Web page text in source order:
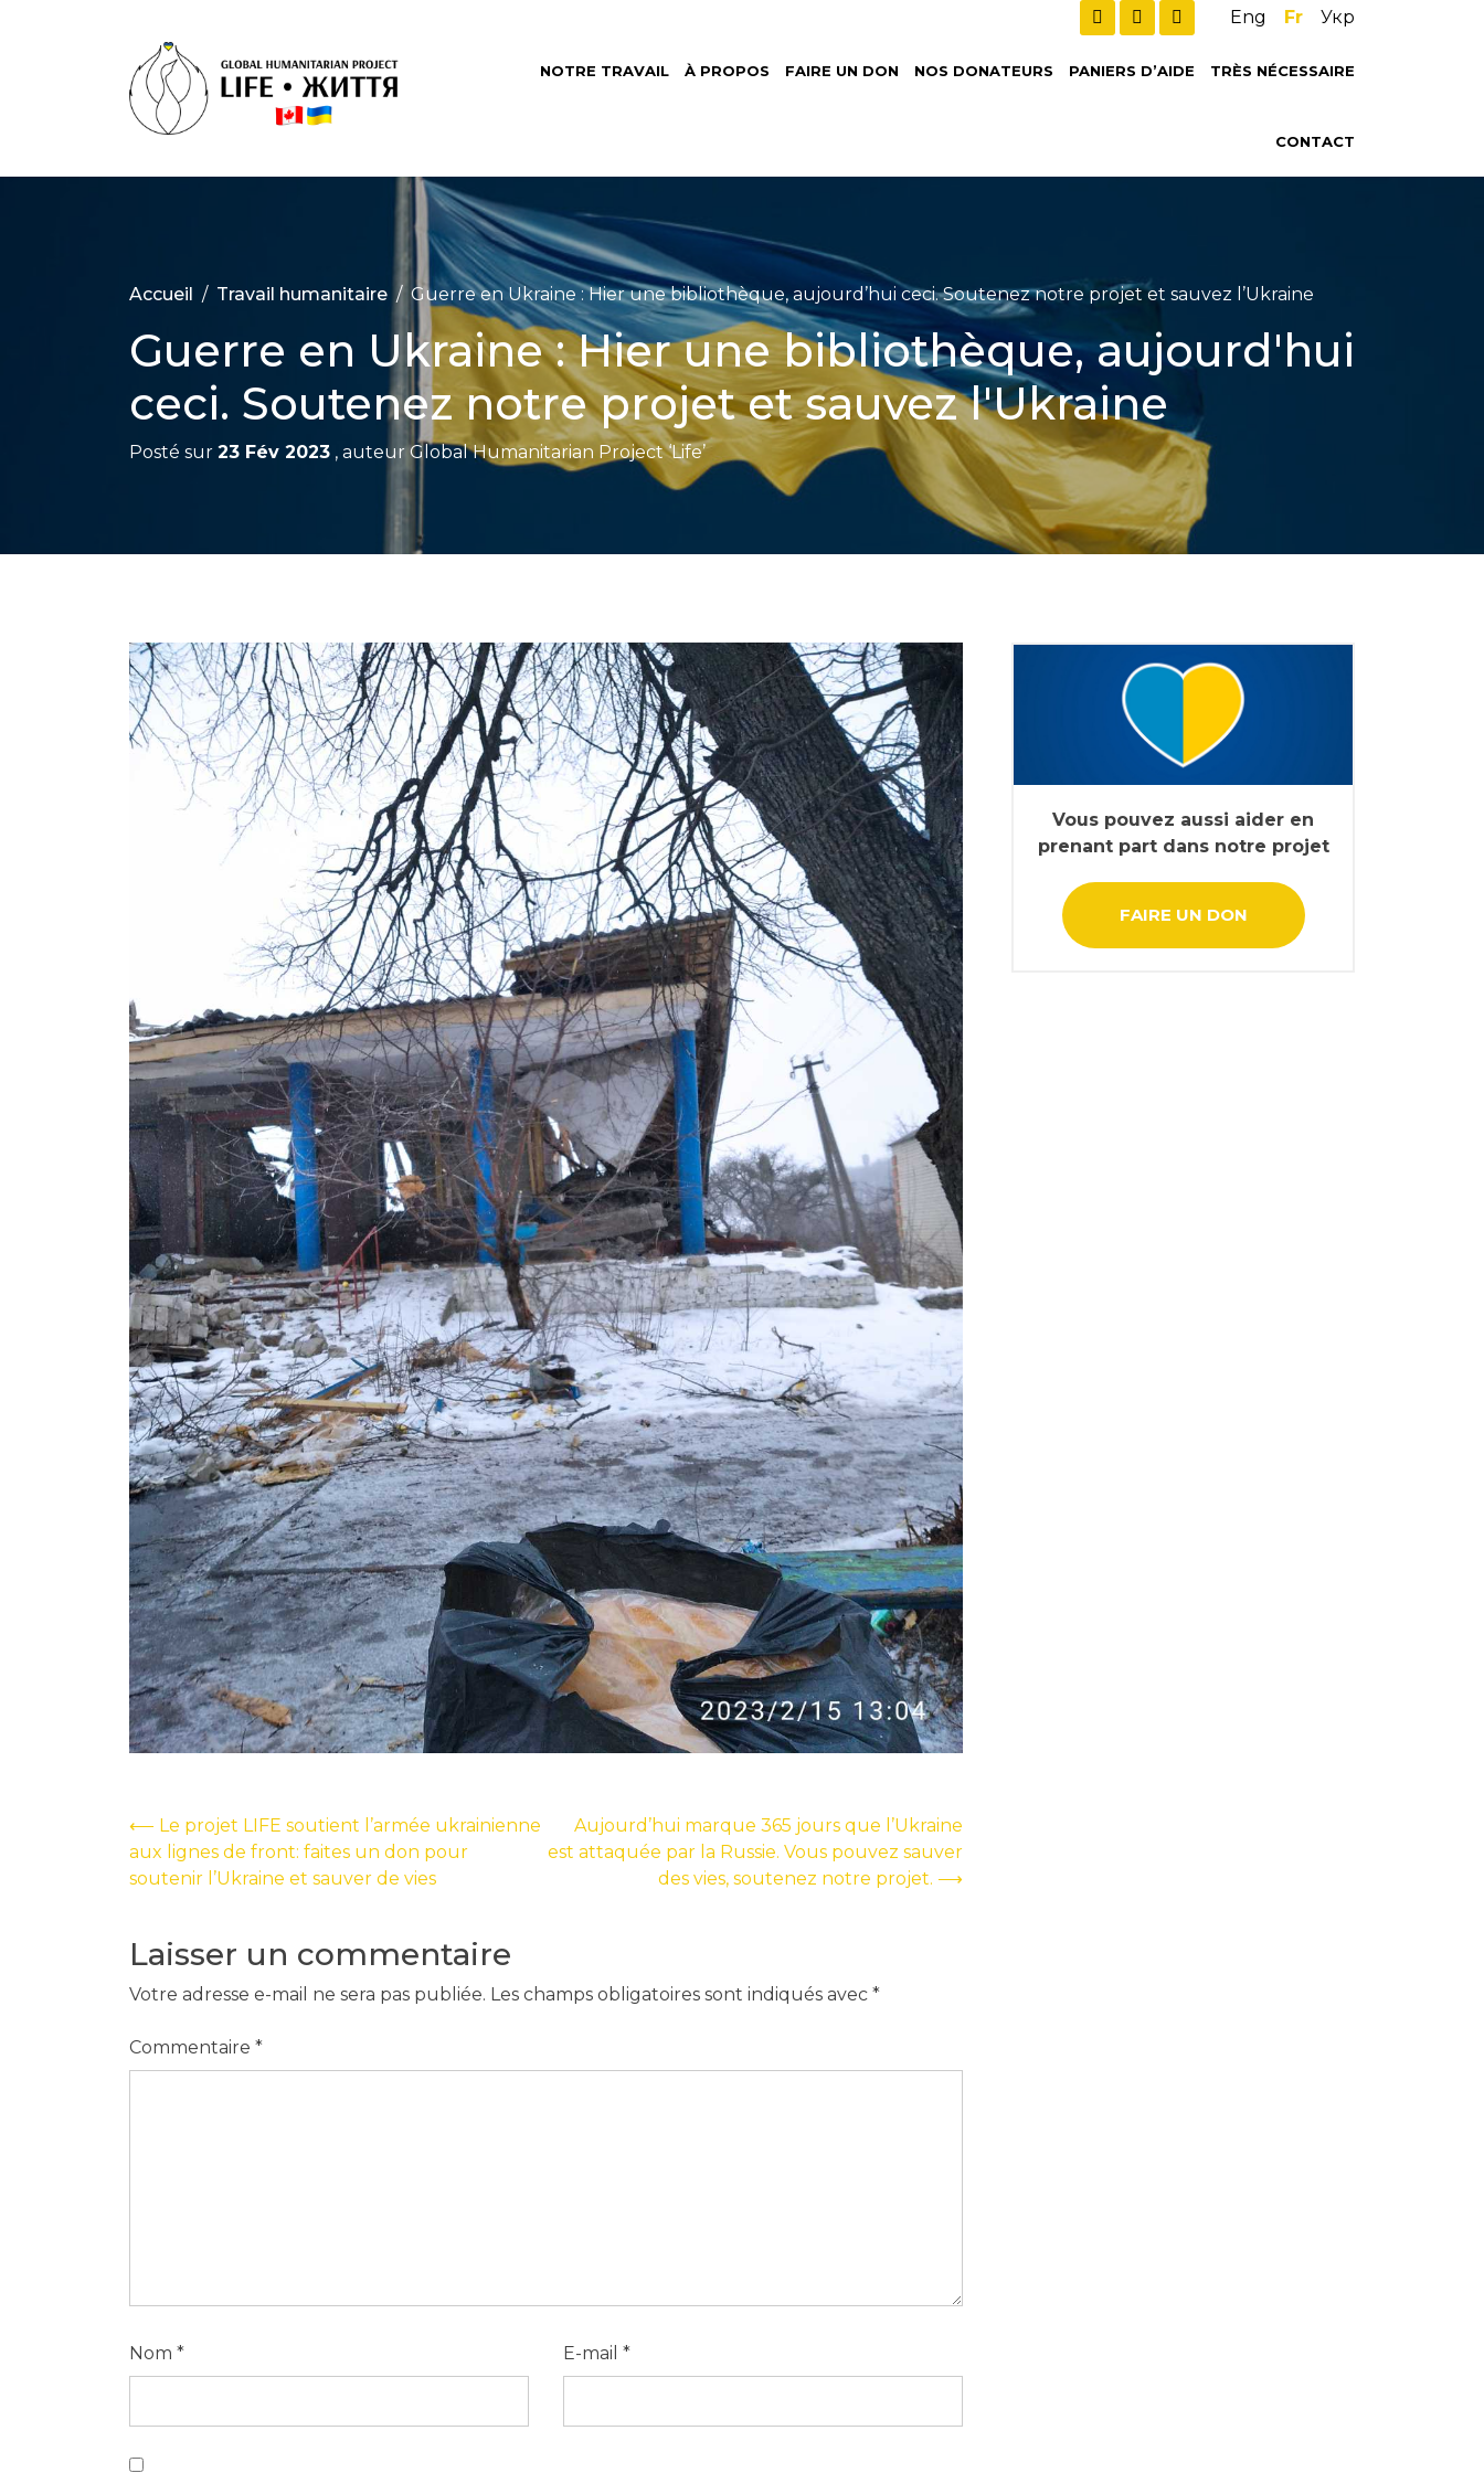
International
‘Life’
Eng Fr Укр
NOTRE TRAVAIL À PROPOS FAIRE UN DON NOS DONATEURS PANIERS D’AIDE TRÈS NÉCESSAIRE
CONTACT
Accueil Travail humanitaire Guerre en Ukraine : Hier une bibliothèque, aujourd’hui ceci. Soutenez notre projet et sauvez l’Ukraine
Guerre en Ukraine : Hier une bibliothèque, aujourd'hui
ceci. Soutenez notre projet et sauvez l'Ukraine
Posté sur 23 Fév 2023 , auteurGlobal Humanitarian Project ‘Life’
Navigation
de
⟵ Le projet LIFE soutient l’armée ukrainienne
aux lignes de front: faites un don pour
soutenir l’Ukraine et sauver de vies
Aujourd’hui marque 365 jours que l’Ukraine
est attaquée par la Russie. Vous pouvez sauver
des vies, soutenez notre projet. ⟶
Laisser un commentaire
Votre adresse e-mail ne sera pas publiée. Les champs obligatoires sont indiqués avec *
Commentaire *
Nom * E-mail *
Vous pouvez aussi aider en
prenant part dans notre projet
FAIRE UN DON